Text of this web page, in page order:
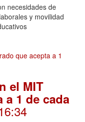
necesidades de
y movilidad
el MIT
1 de cada